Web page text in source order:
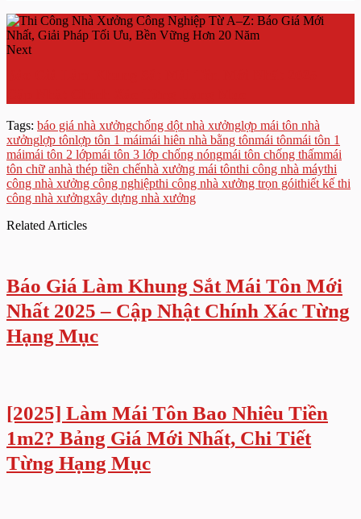
Next
Tags: báo giá nhà xưởngchống dột nhà xưởnglợp mái tôn nhà
xưởnglợp tônlợp tôn 1 máimái hiên nhà bằng tônmái tônmái tôn 1
máimái tôn 2 lớpmái tôn 3 lớp chống nóngmái tôn chống thấmmái
tôn chữ anhà thép tiền chếnhà xưởng mái tônthi công nhà máythi
công nhà xưởng công nghiệpthi công nhà xưởng trọn góithiết kế thi
công nhà xưởngxây dựng nhà xưởng
Related Articles
Báo Giá Làm Khung Sắt Mái Tôn Mới
Nhất 2025 – Cập Nhật Chính Xác Từng
Hạng Mục
[2025] Làm Mái Tôn Bao Nhiêu Tiền
1m2? Bảng Giá Mới Nhất, Chi Tiết
Từng Hạng Mục